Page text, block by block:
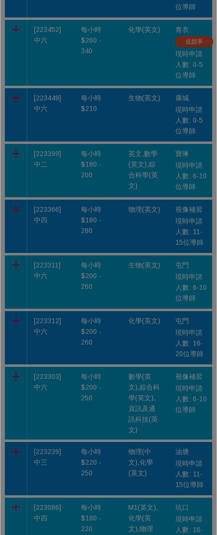
位導師
[223452]
中六
每小時
$260 -
340
化學(英文) 青衣
低競爭
現時申請
人數: 0-5
位導師
[223449]
中六
每小時
$210
生物(英文)
康城
現時申請
人數: 0-5
位導師
[223399]
中二
每小時
$180 -
200
英文,數學
(英文),綜
合科學(英
文)
寶琳
現時申請
人數: 6-10
位導師
[223366]
中四
每小時
$180 -
280
物理(英文)
視像補習
現時申請
人數: 11-
15位導師
[223311]
中六
每小時
$200 -
260
生物(英文)
屯門
現時申請
人數: 6-10
位導師
[223312]
中六
每小時
$200 -
260
化學(英文)
屯門
現時申請
人數: 16-
20位導師
[223303]
中六
每小時
$200 -
250
數學(英
文),綜合科
學(英文),
資訊及通
訊科技(英
文)
視像補習
現時申請
人數: 6-10
位導師
[223239]
中三
每小時
$220 -
250
物理(中
文),化學
(英文)
油塘
現時申請
人數: 11-
15位導師
[223086]
中四
每小時
$180 -
220
M1(英文),
化學(英
文),物理
坑口
現時申請
人數: 16-